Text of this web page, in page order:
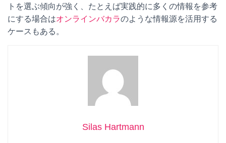
トを選ぶ傾向が強く、たとえば実践的に多くの情報を参考
にする場合はオンラインバカラのような情報源を活用する
ケースもある。
Silas Hartmann